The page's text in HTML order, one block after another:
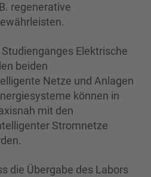
regenerative
Elektrische
beiden
Netze und Anlagen
können in
mit den
Stromnetze
die Übergabe des Labors